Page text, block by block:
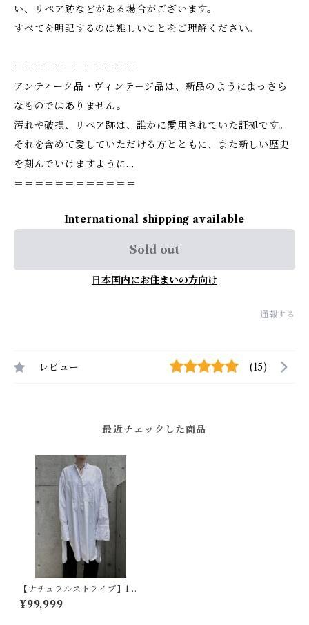
い、リペア跡などがある場合がございます。
すべてを明記するのは難しいことをご理解ください。
＝＝＝＝＝＝＝＝＝＝＝＝
アンティーク品・ヴィンテージ品は、新品のようにまっさら
なものではありません。
汚れや破損、リペア跡は、誰かに愛用されていた証拠です。
それを含めて愛していただける方とともに、また新しい歴史
を刻んでいけますように…
＝＝＝＝＝＝＝＝＝＝＝＝
International shipping available
Sold out
日本国内にお住まいの方向け
通報する
レビュー (15)
最近チェックした商品
【ナチュラルストライプ】194
0s フランスヴィンテージドレ
スシャツ
¥99,999